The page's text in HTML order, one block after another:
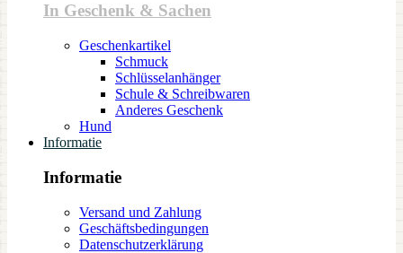
In Geschenk & Sachen
Geschenkartikel
Schmuck
Schlüsselanhänger
Schule & Schreibwaren
Anderes Geschenk
Hund
Informatie
Informatie
Versand und Zahlung
Geschäftsbedingungen
Datenschutzerklärung